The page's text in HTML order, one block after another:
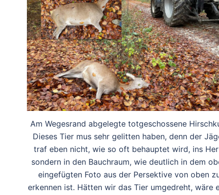
Am Wegesrand abgelegte totgeschossene
Dieses Tier mus sehr gelitten haben, denn der
traf eben nicht, wie so oft behauptet wird, ins
sondern in den Bauchraum, wie deutlich in dem
eingefügten Foto aus der Persektive von oben
erkennen ist. Hätten wir das Tier umgedreht, wäre